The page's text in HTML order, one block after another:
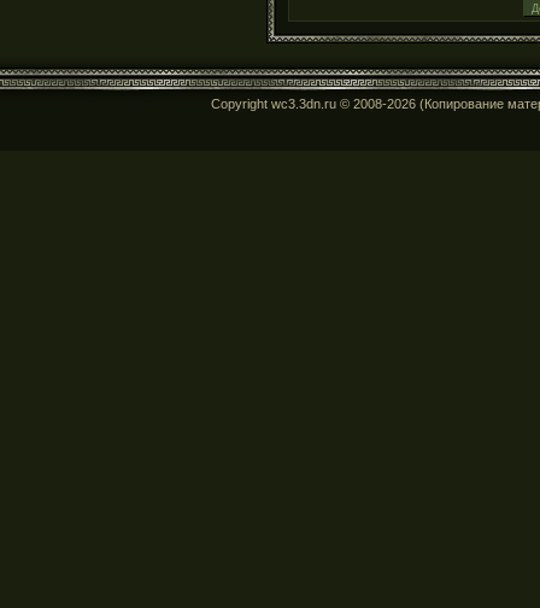
Copyright wc3.3dn.ru © 2008-2026 (Копирование